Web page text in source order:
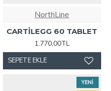
NorthLine
CARTİLEGG 60 TABLET
1.770,00TL
SEPETE EKLE
YENI